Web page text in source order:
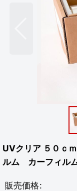
UVクリア ５０ｃ
ルム カーフィル
販売価格: